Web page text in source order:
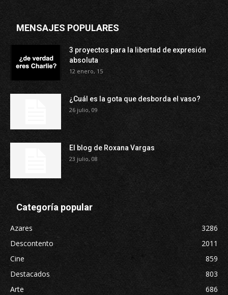
MENSAJES POPULARES
3 proyectos para la libertad de expresión
absoluta
12 enero, 15
¿Cuál es la gota que desborda el vaso?
26 julio, 09
El blog de Roxana Vargas
23 julio, 08
Categoría popular
Azares
3286
Descontento
2011
Cine
859
Destacados
803
Arte
686